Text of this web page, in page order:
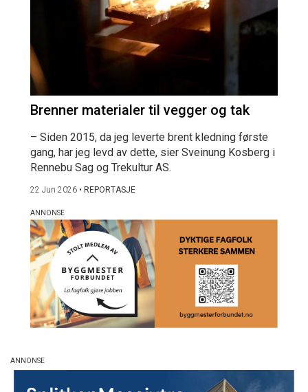
Brenner materialer til vegger og tak
– Siden 2015, da jeg leverte brent kledning første
gang, har jeg levd av dette, sier Sveinung Kosberg i
Rennebu Sag og Trekultur AS.
22 Jun 2026 • REPORTASJE